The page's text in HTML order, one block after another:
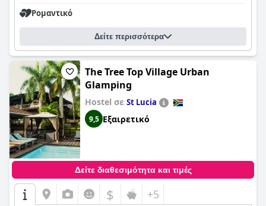
Ρομαντικό
Δείτε περισσότερα
The Tree Top Village Urban
Glamping
Hostel σε St Lucia
9,5 Εξαιρετικό
Δείτε διαθεσιμότητα και τιμές
$ +5